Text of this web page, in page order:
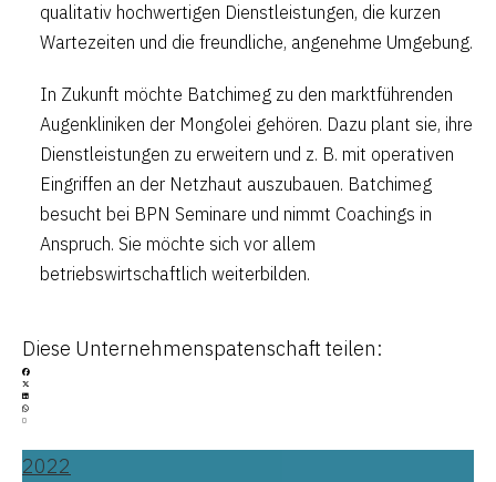
qualitativ hochwertigen Dienstleistungen, die kurzen
Wartezeiten und die freundliche, angenehme Umgebung.
In Zukunft möchte Batchimeg zu den marktführenden
Augenkliniken der Mongolei gehören. Dazu plant sie, ihre
Dienstleistungen zu erweitern und z. B. mit operativen
Eingriffen an der Netzhaut auszubauen. Batchimeg
besucht bei BPN Seminare und nimmt Coachings in
Anspruch. Sie möchte sich vor allem
betriebswirtschaftlich weiterbilden.
Diese Unternehmenspatenschaft teilen:
2022